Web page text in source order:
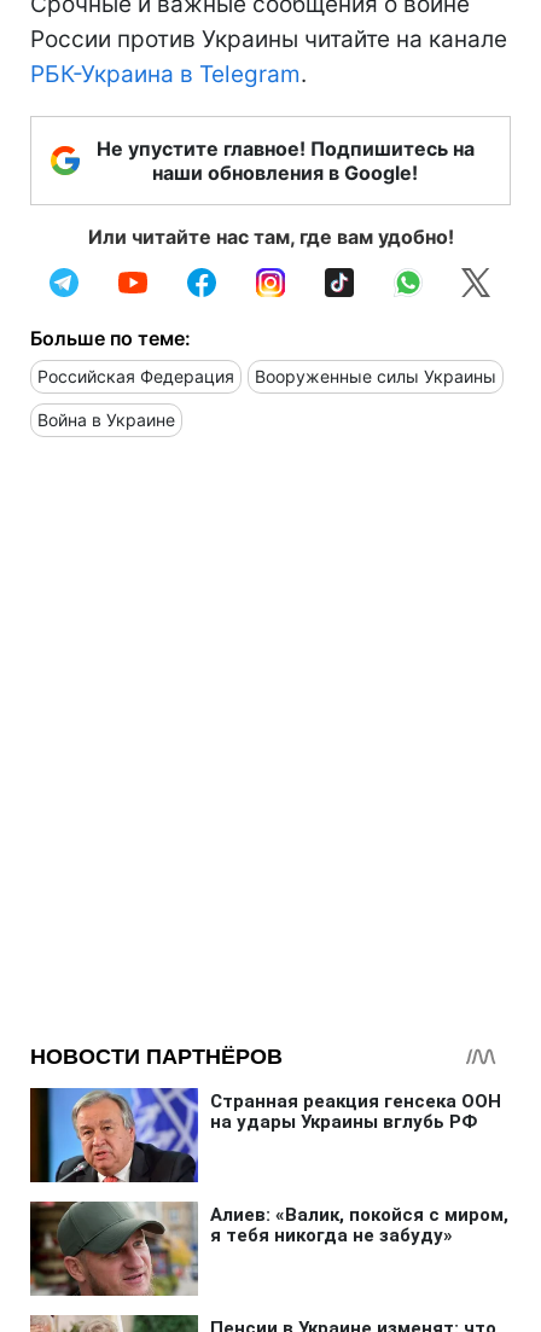
России против Украины читайте на канале
РБК-Украина в Telegram.
Не упустите главное! Подпишитесь на
наши обновления в Google!
Или читайте нас там, где вам удобно!
Больше по теме:
Российская Федерация Вооруженные силы Украины
Война в Украине